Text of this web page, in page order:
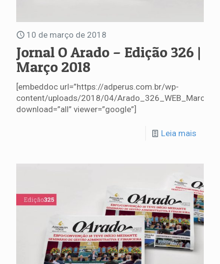
10 de março de 2018
Jornal O Arado – Edição 326 |
Março 2018
[embeddoc url=”https://adperus.com.br/wp-
content/uploads/2018/04/
download=”all” viewer=”google”]
Leia mais